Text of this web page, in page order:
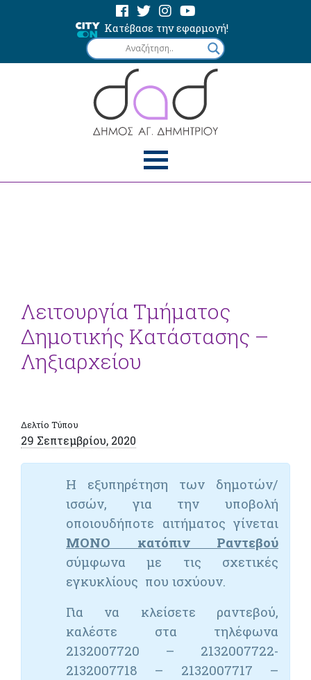
Κατέβασε την εφαρμογή!
Λειτουργία Τμήματος
Δημοτικής Κατάστασης –
Ληξιαρχείου
Δελτίο Τύπου
29 Σεπτεμβρίου, 2020
Η εξυπηρέτηση των δημοτών/
ισσών, για την υποβολή
οποιουδήποτε αιτήματος γίνεται
ΜΟΝΟ κατόπιν Ραντεβού
σύμφωνα με τις σχετικές
εγκυκλίους που ισχύουν.
Για να κλείσετε ραντεβού,
καλέστε στα τηλέφωνα
2132007720 – 2132007722-
2132007718 – 2132007717 –